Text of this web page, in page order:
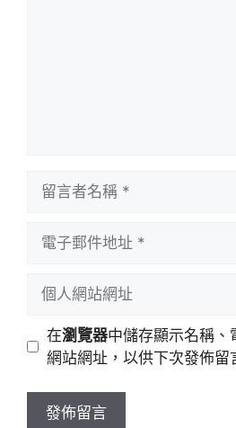
址
站
址
在瀏覽器中儲存顯示名稱、
網站網址，以供下次發佈留